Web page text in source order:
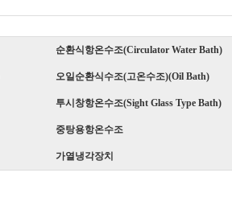
순환식항온수조(Circulator Water Bath)
오일순환식수조(고온수조)(Oil Bath)
투시창항온수조(Sight Glass Type Bath)
중탕용항온수조
가열냉각장치